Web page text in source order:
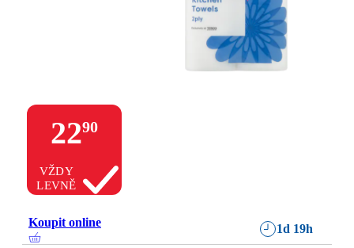
2290
VŽDY
LEVNĚ
Koupit online 1d 19h